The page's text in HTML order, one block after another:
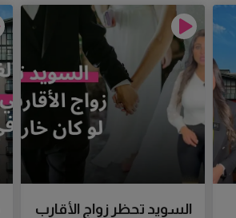
السويد تحظر زواج الأقارب